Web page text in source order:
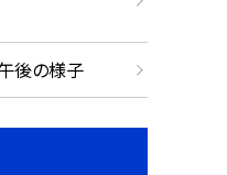
後の様子